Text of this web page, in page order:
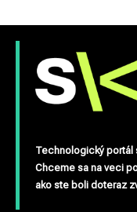
Technologický portál
Chceme sa na veci
ako ste boli doteraz